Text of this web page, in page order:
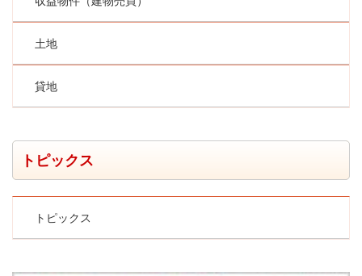
土地
貸地
トピックス
トピックス